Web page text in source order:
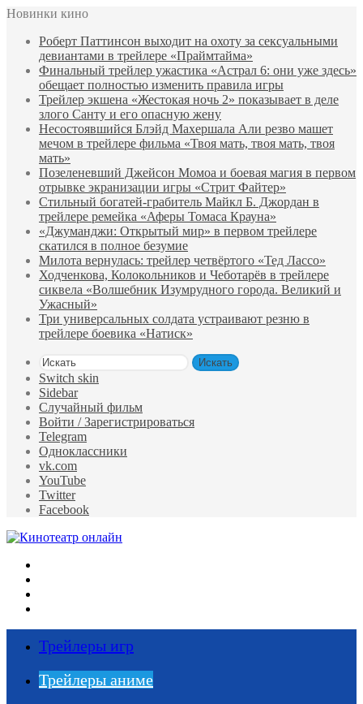
Новинки кино
Роберт Паттинсон выходит на охоту за сексуальными
девиантами в трейлере «Праймтайма»
Финальный трейлер ужастика «Астрал 6: они уже здесь»
обещает полностью изменить правила игры
Трейлер экшена «Жестокая ночь 2» показывает в деле
злого Санту и его опасную жену
Несостоявшийся Блэйд Махершала Али резво машет
мечом в трейлере фильма «Твоя мать, твоя мать, твоя
мать»
Позеленевший Джейсон Момоа и боевая магия в первом
отрывке экранизации игры «Стрит Файтер»
Стильный богатей-грабитель Майкл Б. Джордан в
трейлере ремейка «Аферы Томаса Крауна»
«Джуманджи: Открытый мир» в первом трейлере
скатился в полное безумие
Милота вернулась: трейлер четвёртого «Тед Лассо»
Ходченкова, Колокольников и Чеботарёв в трейлере
сиквела «Волшебник Изумрудного города. Великий и
Ужасный»
Три универсальных солдата устраивают резню в
трейлере боевика «Натиск»
Искать
Switch skin
Sidebar
Случайный фильм
Войти / Зарегистрироваться
Telegram
Одноклассники
vk.com
YouTube
Twitter
Facebook
Трейлеры игр
Трейлеры аниме